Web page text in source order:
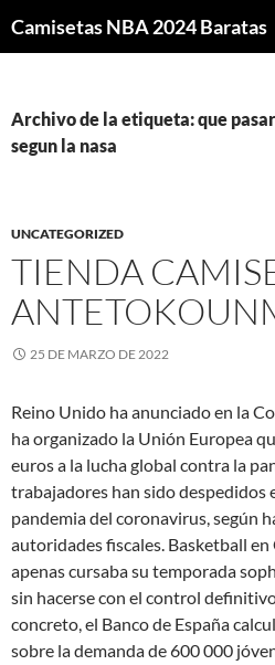
Archivo de la etiqueta: que
segun la nasa
UNCATEGORIZED
TIENDA
25 DE MARZO DE 2022
Reino Unido ha anunciado en la
ha organizado la Unión Europea
euros a la lucha global contra la
trabajadores han sido despedidos
pandemia del coronavirus, según
autoridades fiscales. Basketball
apenas cursaba su temporada
sin hacerse con el control
concreto, el Banco de España
sobre la demanda de 600 000